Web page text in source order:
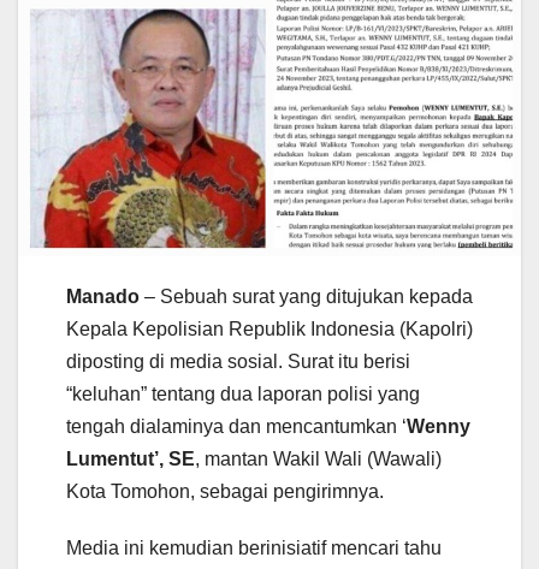
Manado – Sebuah surat yang ditujukan kepada
Kepala Kepolisian Republik Indonesia (Kapolri)
diposting di media sosial. Surat itu berisi
“keluhan” tentang dua laporan polisi yang
tengah dialaminya dan mencantumkan ‘Wenny
Lumentut’, SE, mantan Wakil Wali (Wawali)
Kota Tomohon, sebagai pengirimnya.
Media ini kemudian berinisiatif mencari tahu